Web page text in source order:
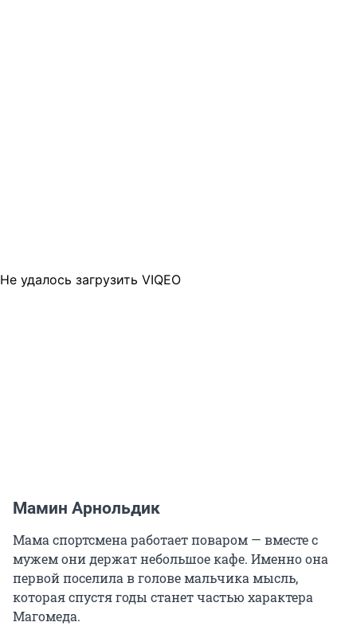
Не удалось загрузить VIQEO
Мамин Арнольдик
Мама спортсмена работает поваром — вместе с
мужем они держат небольшое кафе. Именно она
первой поселила в голове мальчика мысль,
которая спустя годы станет частью характера
Магомеда.